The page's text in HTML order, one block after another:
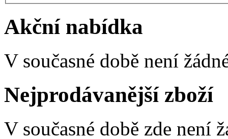
Akční nabídka
V současné době není
Nejprodávanější zboží
V současné době zde není